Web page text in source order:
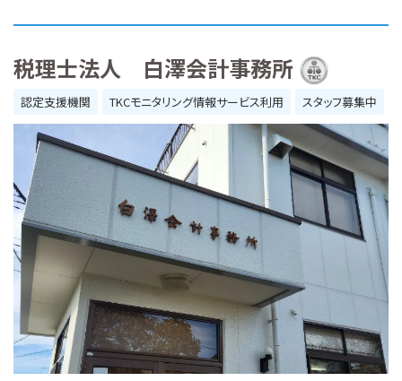
税理士法人 白澤会計事務所
認定支援機関 TKCモニタリング情報サービス利用 スタッフ募集中